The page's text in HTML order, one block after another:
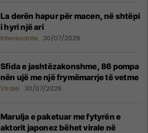
La derën hapur për macen, në shtëpi
i hyri një ari
Interesante 30/07/2026
Sfida e jashtëzakonshme, 86 pompa
nën ujë me një frymëmarrje të vetme
Virale 30/07/2026
Marulja e paketuar me fytyrën e
aktorit japonez bëhet virale në